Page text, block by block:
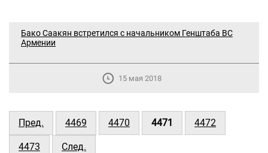
Бако Саакян встретился с начальником Генштаба ВС
Армении
15 мая 2018
Пред. 4469 4470 4471 4472
4473 След.
дискуссионного форума «Лорис
Меликов» на тему: «ООН и
предотвращение геноцидов»